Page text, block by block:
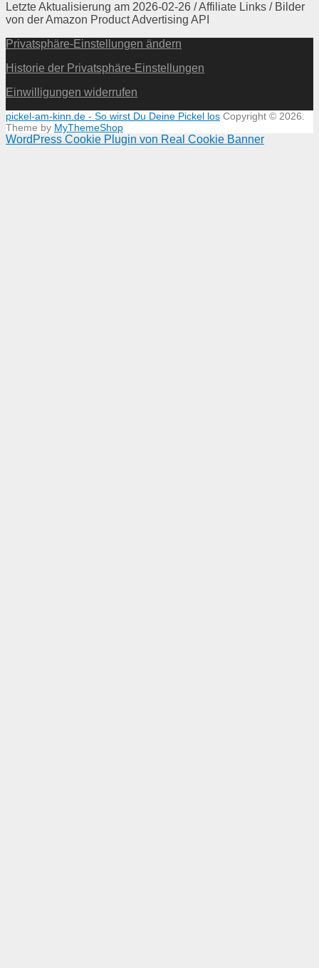
Letzte Aktualisierung am 2026-02-26 / Affiliate Links / Bilder
von der Amazon Product Advertising API
Privatsphäre-Einstellungen ändern
Historie der Privatsphäre-Einstellungen
Einwilligungen widerrufen
pickel-am-kinn.de - So wirst Du Deine Pickel los Copyright © 2026.
Theme by MyThemeShop
WordPress Cookie Plugin von Real Cookie Banner